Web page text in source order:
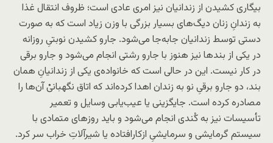
بیگاری کشیدن از زندانیان نیز امری عادی است؛ ظروف انتقال غذا
به زندانِ زنان دیگ‌های بسیار بزرگی با وزن زیاد است که به‌ صورت
دستی توسط زندانیان جابه‌جا می‌شود. جارو کشیدن نوبتیِ روزانه
در یکی از بندها نیز هنوز با جارو رشتی انجام می‌شود و جارو برقی
در کار نیست. این در حالی است که خانواده‌ی یکی از زندانیانِ همان
بند، دو جارو برقیِ نو به زندان اهدا کرده‌اند که اتاق نگهبانیْ آن‌ها را
مصادره کرده است. جایگزینی یا عیب‌یابی وسایل و تعمیر
تأسیسات نیز به کُندی انجام می‌شود و باید روزهای متمادی با
سیستم گرمایشی و سرمایشیِ ازکارافتاده یا شیرآلاتِ خراب سر کرد.